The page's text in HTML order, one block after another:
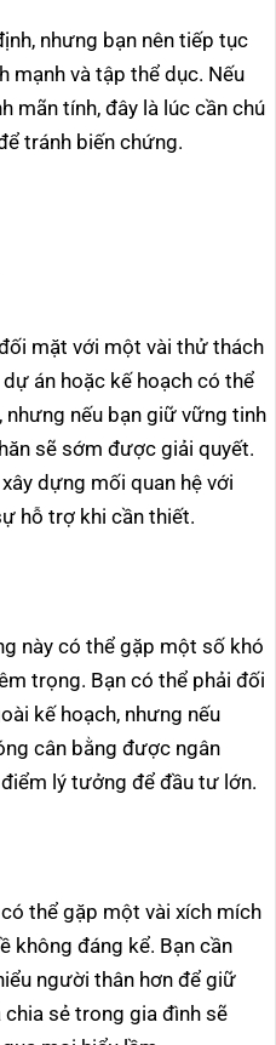
nhưng bạn nên tiếp tục
mạnh và tập thể dục. Nếu
mãn tính, đây là lúc cần chú
tránh biến chứng.
mặt với một vài thử thách
án hoặc kế hoạch có thể
nếu bạn giữ vững tinh
sẽ sớm được giải quyết.
dựng mối quan hệ với
hỗ trợ khi cần thiết.
này có thể gặp một số khó
trọng. Bạn có thể phải đối
kế hoạch, nhưng nếu
cân bằng được ngân
lý tưởng để đầu tư lớn.
thể gặp một vài xích mích
không đáng kể. Bạn cần
người thân hơn để giữ
sẻ trong gia đình sẽ